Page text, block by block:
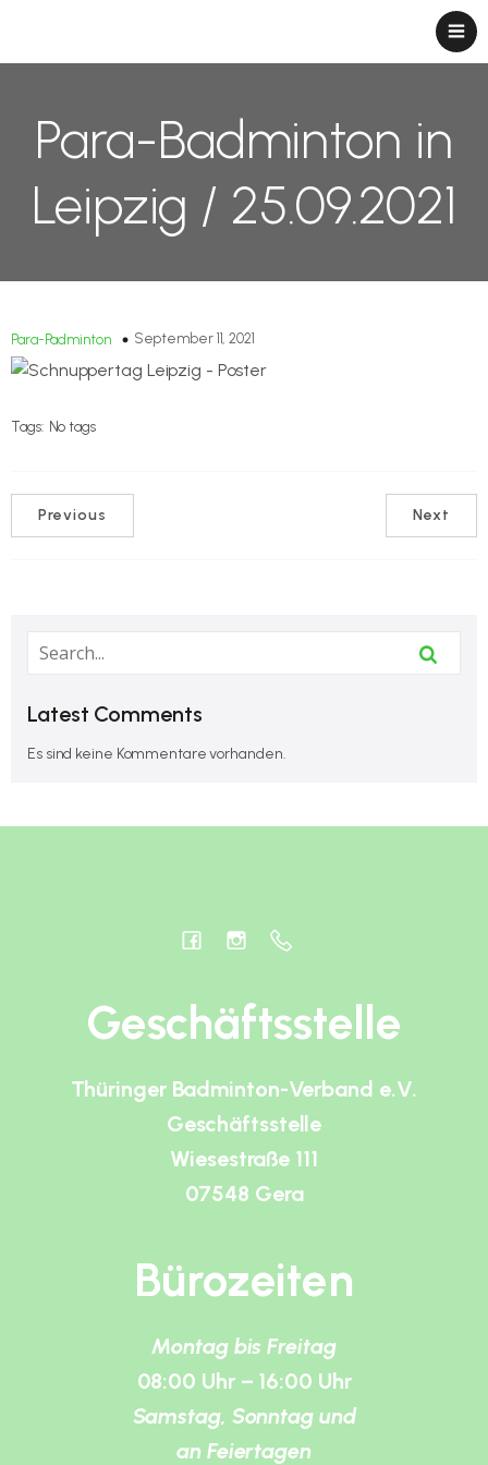
Para-Badminton in
Leipzig / 25.09.2021
Para-Padminton September 11, 2021
Tags: No tags
Previous Next
Latest Comments
Es sind keine Kommentare vorhanden.
Geschäftsstelle
Thüringer Badminton-Verband e.V.
Geschäftsstelle
Wiesestraße 111
07548 Gera
Bürozeiten
Montag bis Freitag
08:00 Uhr – 16:00 Uhr
Samstag, Sonntag und
an Feiertagen